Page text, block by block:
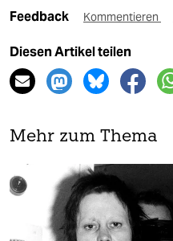
Feedback Kommentieren
Diesen Artikel teilen
Mehr zum Thema